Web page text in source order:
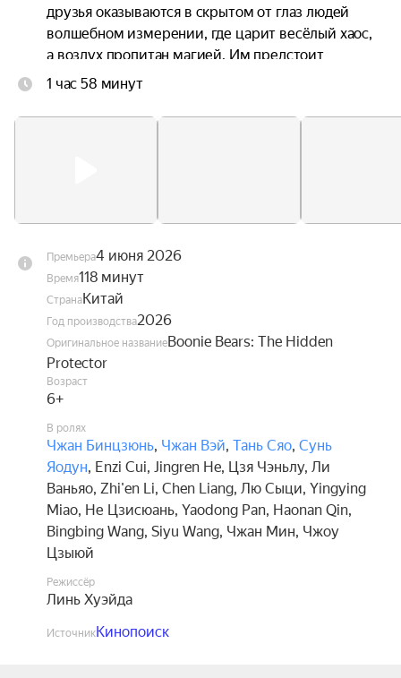
друзья оказываются в скрытом от глаз людей
волшебном измерении, где царит весёлый хаос,
а воздух пропитан магией. Им предстоит
научиться управлять своими способностями и
чтобы суметь вернуться домой.
1 час 58 минут
Премьера4 июня 2026
Время118 минут
СтранаКитай
Год производства2026
Оригинальное названиеBoonie Bears: The Hidden
Protector
Возраст
6+
В ролях
Чжан Бинцзюнь, Чжан Вэй, Тань Сяо, Сунь
Яодун, Enzi Cui, Jingren He, Цзя Чэньлу, Ли
Ваньяо, Zhi'en Li, Chen Liang, Лю Сыци, Yingying
Miao, Не Цзисюань, Yaodong Pan, Haonan Qin,
Bingbing Wang, Siyu Wang, Чжан Мин, Чжоу
Цзыюй
Режиссёр
Линь Хуэйда
ИсточникКинопоиск